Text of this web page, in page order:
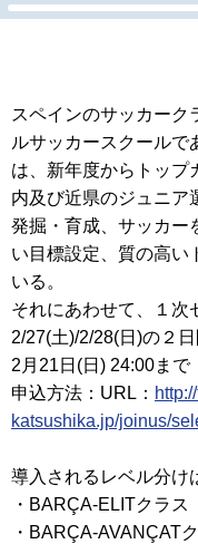
スペインのサッカーク
ルサッカースクールで
は、新年度からトップ
内及び近県のジュニア
発掘・育成、サッカー
い目標設定、質の高い
いる。
それにあわせて、１次
2/27(土)/2/28(日)の２
2月21日(日) 24:00まで
申込方法：URL：
katsushika.jp/joinus/
導入されるレベル分け
・BARÇA-ELITクラス
・BARÇA-AVANÇAT